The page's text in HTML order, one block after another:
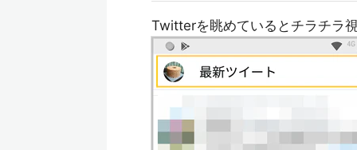
Twitterを眺めているとチラチラ